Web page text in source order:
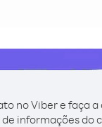
no Viber e faça a
informações do